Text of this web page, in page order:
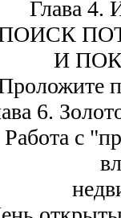
Глава 4.
ПОИСК
И
6.
Работа с